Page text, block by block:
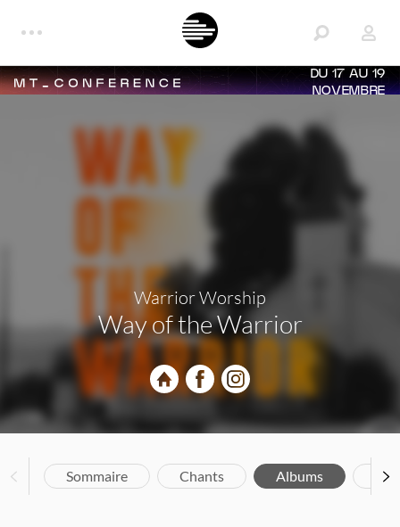
DU 17 AU 19
NOVEMBRE
Warrior Worship
Way of the Warrior
Sommaire Chants Albums